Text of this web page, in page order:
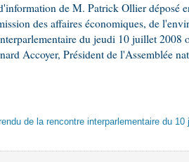
de M. Patrick Ollier déposé
des affaires économiques, de
du jeudi 10 juillet 2008
Accoyer, Président de l'Assemblée
de la rencontre interparlementaire du